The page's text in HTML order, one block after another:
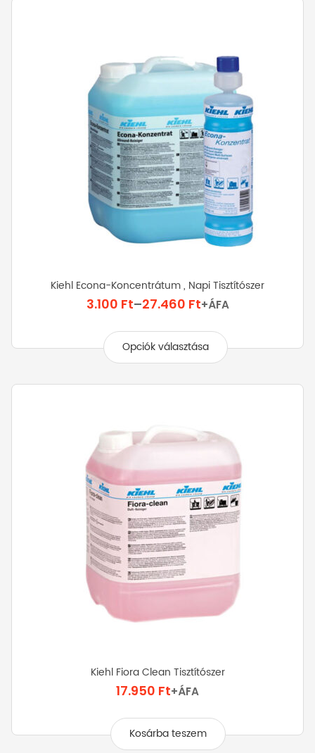
Kiehl Econa-Koncentrátum , Napi Tisztítószer
3.100 Ft–27.460 FtÁrtartomány:
-
27.460 Ft
+ÁFA
Opciók választása
terméknek
variációja
változatok
a
termékoldalon
választhatók
Kiehl Fiora Clean Tisztítószer
17.950 Ft+ÁFA
Kosárba teszem